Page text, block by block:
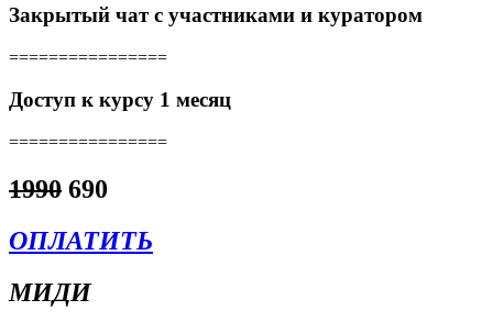
Закрытый чат с участниками и куратором
================
Доступ к курсу 1 месяц
================
1990 690
ОПЛАТИТЬ
МИДИ